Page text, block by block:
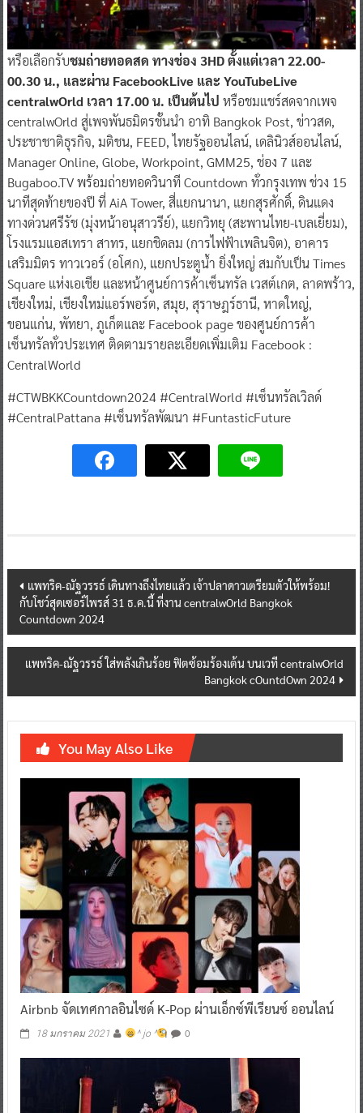
หรือเลือกรับชมถ่ายทอดสด ทางช่อง 3HD ตั้งแต่เวลา 22.00-
00.30 น., และผ่าน FacebookLive และ YouTubeLive
centralwOrld เวลา 17.00 น. เป็นต้นไป หรือชมแชร์สดจากเพจ
centralwOrld สู่เพจพันธมิตรชั้นนำ อาทิ Bangkok Post, ข่าวสด,
ประชาชาติธุรกิจ, มติชน, FEED, ไทยรัฐออนไลน์, เดลินิวส์ออนไลน์,
Manager Online, Globe, Workpoint, GMM25, ช่อง 7 และ
Bugaboo.TV พร้อมถ่ายทอดวินาที Countdown ทั่วกรุงเทพ ช่วง 15
นาทีสุดท้ายของปี ที่ AiA Tower, สี่แยกนานา, แยกสุรศักดิ์, ดินแดง
ทางด่วนศรีรัช (มุ่งหน้าอนุสาวรีย์), แยกวิทยุ (สะพานไทย-เบลเยี่ยม),
โรงแรมแอสเทรา สาทร, แยกชิดลม (การไฟฟ้าเพลินจิต), อาคาร
เสริมมิตร ทาวเวอร์ (อโศก), แยกประตูน้ำ ยิ่งใหญ่ สมกับเป็น Times
Square แห่งเอเชีย และหน้าศูนย์การค้าเซ็นทรัล เวสต์เกต, ลาดพร้าว,
เชียงใหม่, เชียงใหม่แอร์พอร์ต, สมุย, สุราษฎร์ธานี, หาดใหญ่,
ขอนแก่น, พัทยา, ภูเก็ตและ Facebook page ของศูนย์การค้า
เซ็นทรัลทั่วประเทศ ติดตามรายละเอียดเพิ่มเติม Facebook :
CentralWorld
#CTWBKKCountdown2024 #CentralWorld #เซ็นทรัลเวิลด์
#CentralPattana #เซ็นทรัลพัฒนา #FuntasticFuture
Post
navigation
แพทริค-ณัฐวรรธ์ เดินทางถึงไทยแล้ว เจ้าปลาดาวเตรียมตัวให้พร้อม!
กับโชว์สุดเซอร์ไพรส์ 31 ธ.ค.นี้ ที่งาน centralwOrld Bangkok
Countdown 2024
แพทริค-ณัฐวรรธ์ ใส่พลังเกินร้อย ฟิตซ้อมร้องเต้น บนเวที centralwOrld
Bangkok cOuntdOwn 2024
You May Also Like
Airbnb จัดเทศกาลอินไซด์ K-Pop ผ่านเอ็กซ์พีเรียนซ์ ออนไลน์
18 มกราคม 2021 ^ jo ^ 0